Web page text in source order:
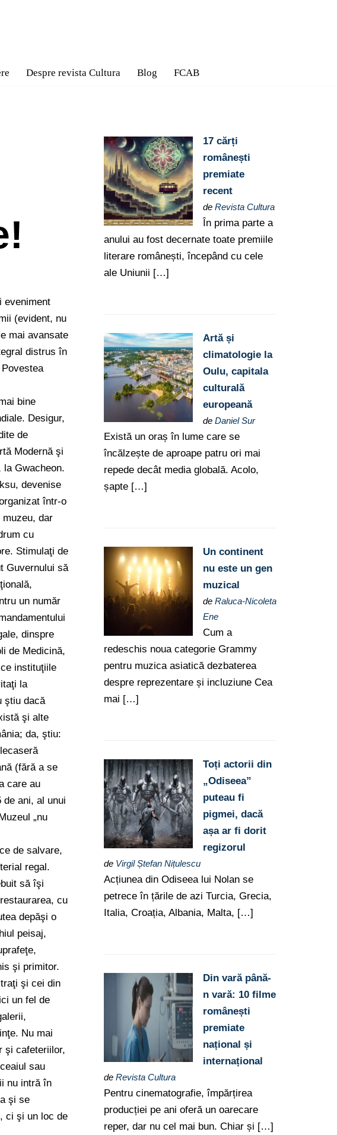
Despre revista Cultura Blog FCAB
eveniment
(evident, nu
mai avansate
distrus în
bine
Desigur,
de
Modernă şi
Gwacheon.
devenise
într-o
dar
cu
Stimulaţi de
Guvernului să
un număr
dinspre
de Medicină,
instituţiile
la
ştiu dacă
şi alte
da, ştiu:
(fără a se
care au
ani, al unui
„nu
de salvare,
regal.
să îşi
cu
depăşi o
peisaj,
şi primitor.
şi cei din
un fel de
Nu mai
şi cafeteriilor,
sau
nu intră în
şi se
ci şi un loc de
17 cărți
românești
premiate
recent
de Revista Cultura
În prima parte a
anului au fost decernate toate premiile
literare românești, începând cu cele
ale Uniunii […]
Artă și
climatologie la
Oulu, capitala
culturală
europeană
de Daniel Sur
Există un oraș în lume care se
încălzește de aproape patru ori mai
repede decât media globală. Acolo,
șapte […]
Un continent
nu este un gen
muzical
de Raluca-Nicoleta
Ene
Cum a
redeschis noua categorie Grammy
pentru muzica asiatică dezbaterea
despre reprezentare și incluziune Cea
mai […]
Toți actorii din
„Odiseea”
puteau fi
pigmei, dacă
așa ar fi dorit
regizorul
de Virgil Ștefan Nițulescu
Acțiunea din Odiseea lui Nolan se
petrece în țările de azi Turcia, Grecia,
Italia, Croația, Albania, Malta, […]
Din vară până-
n vară: 10 filme
românești
premiate
național și
internațional
de Revista Cultura
Pentru cinematografie, împărțirea
producției pe ani oferă un oarecare
reper, dar nu cel mai bun. Chiar și […]